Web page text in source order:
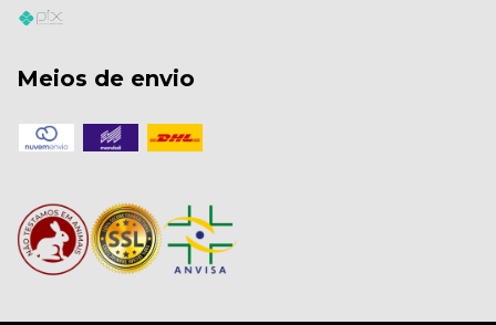
Meios de envio